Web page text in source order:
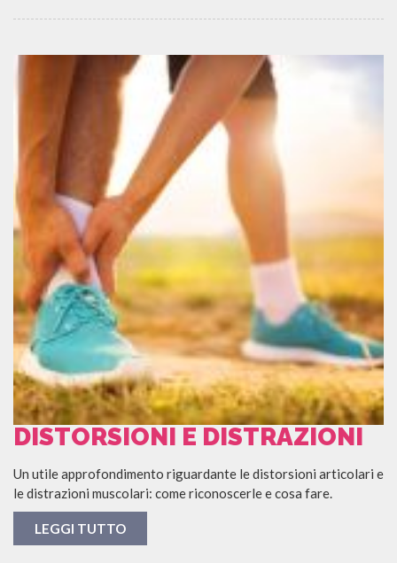
DISTORSIONI E DISTRAZIONI
Un utile approfondimento riguardante le distorsioni articolari e
le distrazioni muscolari: come riconoscerle e cosa fare.
LEGGI TUTTO